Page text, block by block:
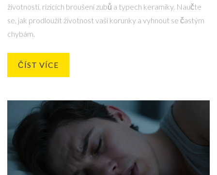
životnosti, rizicích broušení zubů a typech keramiky. Naučte
se, jak prodloužit životnost vaší korunky a vyhnout se častým
chybám.
ČÍST VÍCE